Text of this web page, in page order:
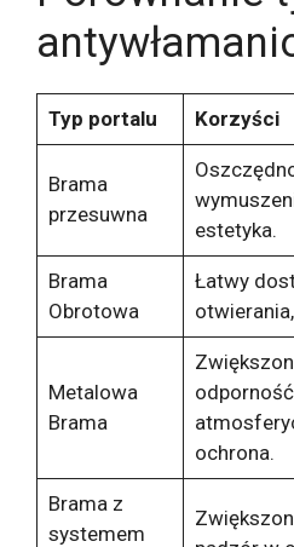
Typ portalu Korzyści
Brama
przesuwna
estetyka.
Brama
Obrotowa
Łatwy
Metalowa
Brama
ochrona.
Brama z
systemem